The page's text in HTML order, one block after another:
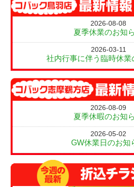
2026-08-08
夏季休業のお知
2026-03-11
社内行事に伴う臨時休業
2026-08-09
夏季休暇のお知
2026-05-02
GW休業日のお知